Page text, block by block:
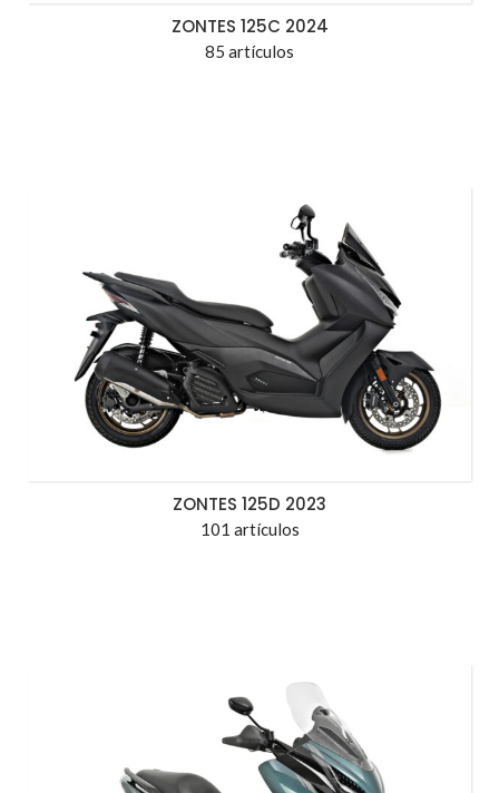
ZONTES 125C 2024
85 artículos
ZONTES 125D 2023
101 artículos